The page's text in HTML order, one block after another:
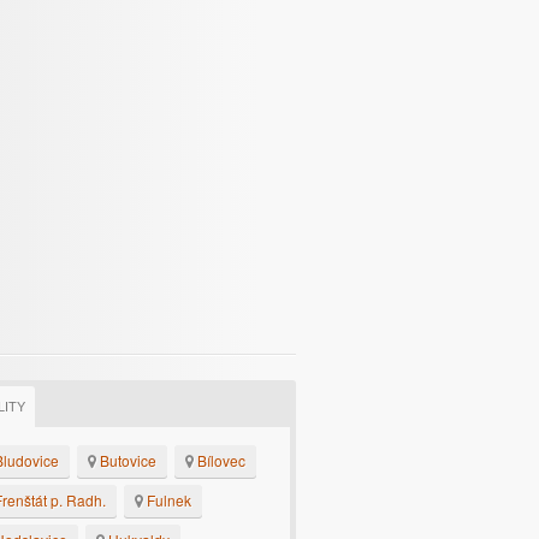
Butovice
Bílovec
p. Radh.
Fulnek